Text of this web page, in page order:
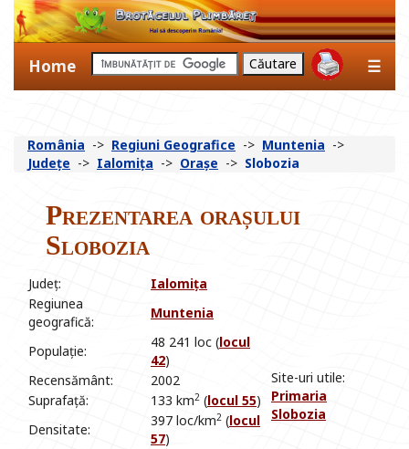
Home ☰
România -> Regiuni Geografice -> Muntenia ->
Județe -> Ialomița -> Orașe -> Slobozia
Prezentarea orașului
Slobozia
Județ: Ialomița
Site-uri utile:
Primaria
Slobozia
Regiunea
geografică:
Muntenia
Populație:
48 241 loc (locul
42)
Recensământ:
2002
Suprafață:
133 km2 (locul 55)
Densitate:
397 loc/km2 (locul
57)